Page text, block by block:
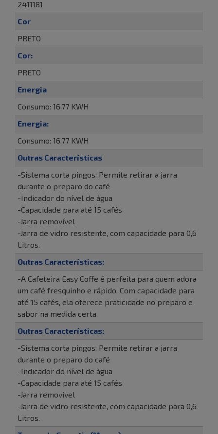
2411181
Cor
PRETO
Cor:
PRETO
Energia
Consumo: 16,77 KWH
Energia:
Consumo: 16,77 KWH
Outras Características
-Sistema corta pingos: Permite retirar a jarra
durante o preparo do café
-Indicador do nível de água
-Capacidade para até 15 cafés
-Jarra removível
-Jarra de vidro resistente, com capacidade para 0,6
Litros.
Outras Características:
-A Cafeteira Easy Coffe é perfeita para quem adora
um café fresquinho e rápido. Com capacidade para
até 15 cafés, ela oferece praticidade no preparo e
sabor na medida certa.
Outras Características:
-Sistema corta pingos: Permite retirar a jarra
durante o preparo do café
-Indicador do nível de água
-Capacidade para até 15 cafés
-Jarra removível
-Jarra de vidro resistente, com capacidade para 0,6
Litros.